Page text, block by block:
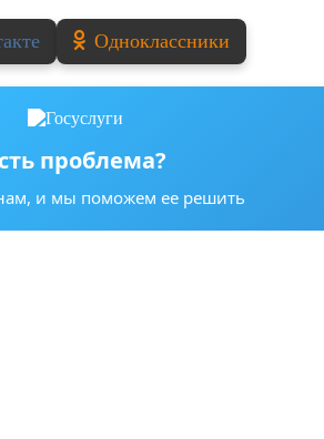
Одноклассники
проблема?
и мы поможем ее решить